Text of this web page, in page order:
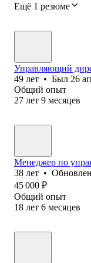
Ещё 1 резюме
Управляющий
49 лет • Был 26
Общий опыт
27 лет 9 месяцев
Менеджер по
38 лет •
45 000 ₽
Общий опыт
18 лет 6 месяцев